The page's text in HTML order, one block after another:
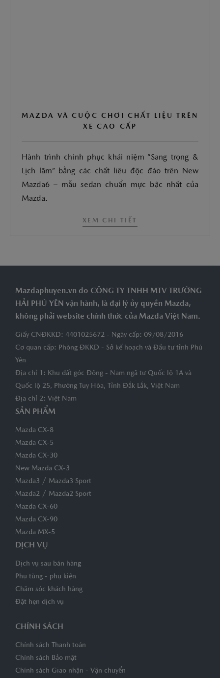
MAZDA VÀ CUỘC CHƠI CHẤT LIỆU TRÊN
XE CAO CẤP
Hành trình chinh phục khái niệm “Sang trọng &
Lịch lãm” bằng các chất liệu độc đáo trên New
Mazda6 – mẫu sedan chuẩn mực bậc nhất của
Mazda.
XEM CHI TIẾT
Mazdaphuyen.vn do CÔNG TY TNHH MTV TRƯỜNG
HẢI PHÚ YÊN vận hành, là đại lý ủy quyền Mazda,
không phải website chính thức của Mazda Việt Nam.
Giấy CNĐKKD: 4401025672 - Ngày cấp: 09/08/2016
Cơ quan cấp: Phòng ĐKKD - Sở kế hoạch và Đầu tư tỉnh Phú
Yên
Địa chỉ 1: Khu đất góc Đông - Nam ngã tư Quốc lộ 1A và
Quốc lộ 25, Phường Tuy Hòa, Tỉnh Đắk Lắk, Việt Nam
Địa chỉ 2: Việt Nam
SẢN PHẨM
Mazda CX-8
Mazda CX-5
Mazda CX-30
New Mazda CX-3
Mazda3 / Mazda3 Sport
Mazda2 / Mazda2 Sport
Mazda CX-60
Mazda CX-90
Mazda MX-5
DỊCH VỤ
Dịch vụ sau bán hàng
Phụ tùng - phụ kiện
Chăm sóc khách hàng
Đặt hẹn dịch vụ
CHÍNH SÁCH
Chính sách Thanh toán
Chính sách Bảo mật
Chính sách Giao nhận - Vận chuyển